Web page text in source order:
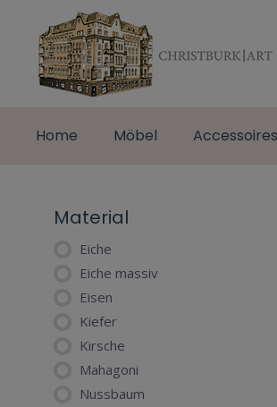
Home Möbel Accessoires
Material
Eiche
Eiche massiv
Eisen
Kiefer
Kirsche
Mahagoni
Nussbaum